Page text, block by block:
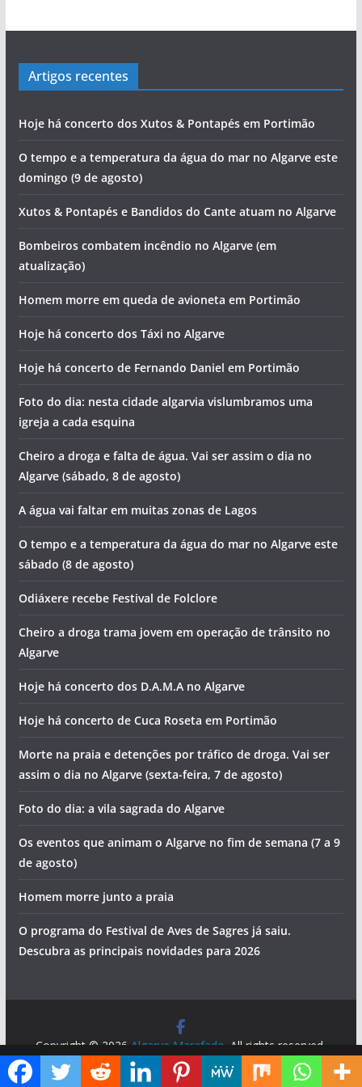
Artigos recentes
Hoje há concerto dos Xutos & Pontapés em Portimão
O tempo e a temperatura da água do mar no Algarve este
domingo (9 de agosto)
Xutos & Pontapés e Bandidos do Cante atuam no Algarve
Bombeiros combatem incêndio no Algarve (em
atualização)
Homem morre em queda de avioneta em Portimão
Hoje há concerto dos Táxi no Algarve
Hoje há concerto de Fernando Daniel em Portimão
Foto do dia: nesta cidade algarvia vislumbramos uma
igreja a cada esquina
Cheiro a droga e falta de água. Vai ser assim o dia no
Algarve (sábado, 8 de agosto)
A água vai faltar em muitas zonas de Lagos
O tempo e a temperatura da água do mar no Algarve este
sábado (8 de agosto)
Odiáxere recebe Festival de Folclore
Cheiro a droga trama jovem em operação de trânsito no
Algarve
Hoje há concerto dos D.A.M.A no Algarve
Hoje há concerto de Cuca Roseta em Portimão
Morte na praia e detenções por tráfico de droga. Vai ser
assim o dia no Algarve (sexta-feira, 7 de agosto)
Foto do dia: a vila sagrada do Algarve
Os eventos que animam o Algarve no fim de semana (7 a 9
de agosto)
Homem morre junto a praia
O programa do Festival de Aves de Sagres já saiu.
Descubra as principais novidades para 2026
Copyright © 2026 Algarve Marafado . All rights reserved.
Theme:
ColorMag by ThemeGrill. Powered by WordPress
Diga ao Google que o Algarve Marafado é uma das suas fontes de informação preferidas